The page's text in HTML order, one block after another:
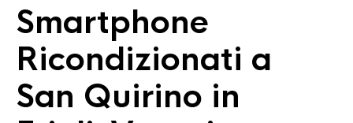
Smartphone
Ricondizionati a
San Quirino in